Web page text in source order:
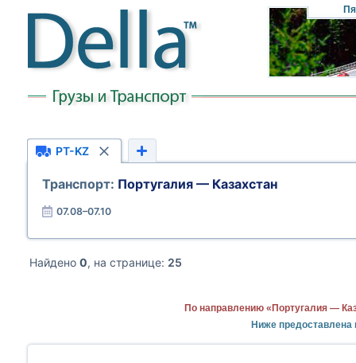
PT-KZ
Транспорт: Португалия — Казахстан
07.08–07.10
Найдено 0, на странице: 25
По направлению «Португалия —
Ниже